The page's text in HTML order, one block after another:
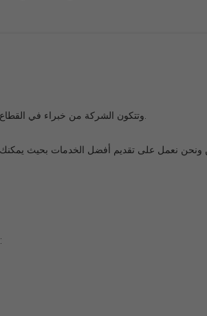
وتتكون الشركة من خبراء في
ونحن نعمل على تقديم أفضل الخدمات بحيث
: